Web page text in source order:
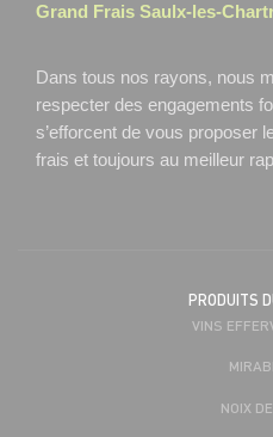
Grand Frais Saulx-les-
Dans tous nos rayons, nous
respecter des engagements
s’efforcent de vous proposer
frais et toujours au meilleur
PRODUITS
VINS
NOIX